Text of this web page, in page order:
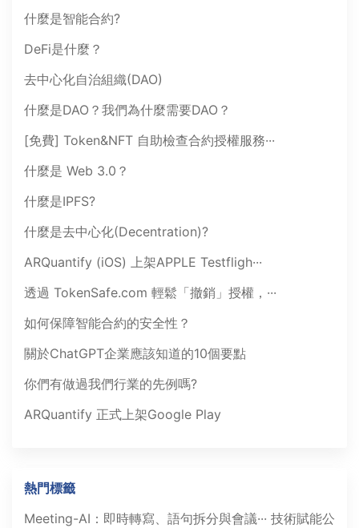
什麼是智能合約?
DeFi是什麼？
去中心化自治組織(DAO)
什麼是DAO？我們為什麼需要DAO？
[免費] Token&NFT 自助檢查合約授權服務···
什麼是 Web 3.0？
什麼是IPFS?
什麼是去中心化(Decentration)?
ARQuantify (iOS) 上架APPLE Testfligh···
透過 TokenSafe.com 輕鬆「撤銷」授權，···
如何保障智能合約的安全性？
關於ChatGPT企業應該知道的10個要點
你們有做過我們行業的先例嗎?
ARQuantify 正式上架Google Play
熱門標籤
Meeting-AI：即時轉寫、語句拆分與會議··· 技術賦能公